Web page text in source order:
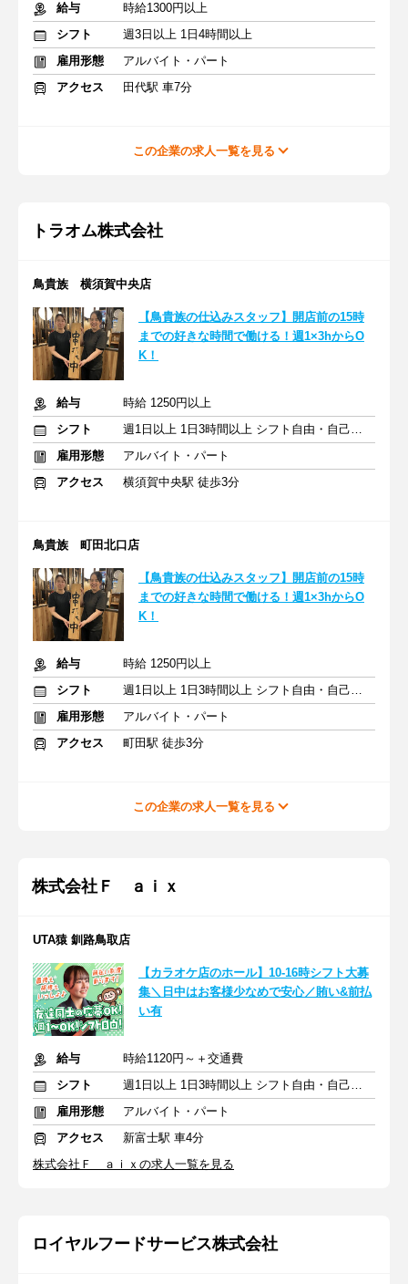
給与
時給1300円以上
シフト
週3日以上 1日4時間以上
雇用形態
アルバイト・パート
アクセス
田代駅 車7分
この企業の求人一覧を見る
トラオム株式会社
鳥貴族 横須賀中央店
【鳥貴族の仕込みスタッフ】開店前の15時
までの好きな時間で働ける！週1×3hからO
K！
給与
時給 1250円以上
シフト
週1日以上 1日3時間以上 シフト自由・自己申告
雇用形態
アルバイト・パート
アクセス
横須賀中央駅 徒歩3分
鳥貴族 町田北口店
【鳥貴族の仕込みスタッフ】開店前の15時
までの好きな時間で働ける！週1×3hからO
K！
給与
時給 1250円以上
シフト
週1日以上 1日3時間以上 シフト自由・自己申告
雇用形態
アルバイト・パート
アクセス
町田駅 徒歩3分
この企業の求人一覧を見る
株式会社Ｆ ａｉｘ
UTA猿 釧路鳥取店
【カラオケ店のホール】10-16時シフト大募
集＼日中はお客様少なめで安心／賄い&前払
い有
給与
時給1120円～＋交通費
シフト
週1日以上 1日3時間以上 シフト自由・自己申告
雇用形態
アルバイト・パート
アクセス
新富士駅 車4分
株式会社Ｆ ａｉｘの求人一覧を見る
ロイヤルフードサービス株式会社